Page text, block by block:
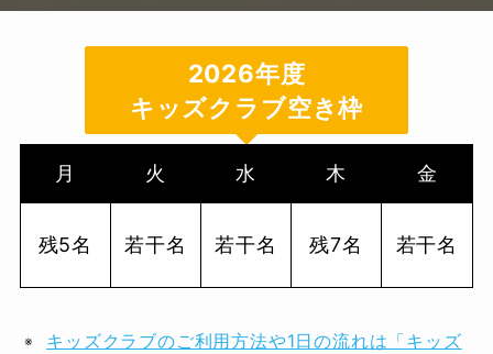
2026年度
キッズクラブ空き枠
月 火 水 木 金
残5名 若干名 若干名 残7名 若干名
キッズクラブのご利用方法や1日の流れは「キッズ